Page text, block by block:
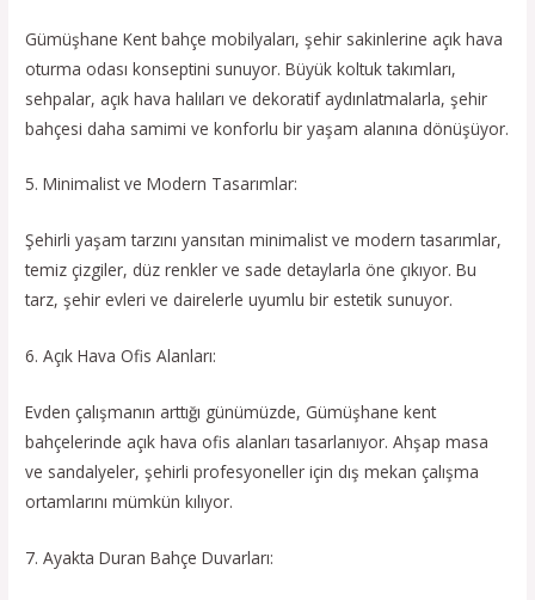
Gümüşhane Kent bahçe mobilyaları, şehir sakinlerine açık hava
oturma odası konseptini sunuyor. Büyük koltuk takımları,
sehpalar, açık hava halıları ve dekoratif aydınlatmalarla, şehir
bahçesi daha samimi ve konforlu bir yaşam alanına dönüşüyor.
5. Minimalist ve Modern Tasarımlar:
Şehirli yaşam tarzını yansıtan minimalist ve modern tasarımlar,
temiz çizgiler, düz renkler ve sade detaylarla öne çıkıyor. Bu
tarz, şehir evleri ve dairelerle uyumlu bir estetik sunuyor.
6. Açık Hava Ofis Alanları:
Evden çalışmanın arttığı günümüzde, Gümüşhane kent
bahçelerinde açık hava ofis alanları tasarlanıyor. Ahşap masa
ve sandalyeler, şehirli profesyoneller için dış mekan çalışma
ortamlarını mümkün kılıyor.
7. Ayakta Duran Bahçe Duvarları: